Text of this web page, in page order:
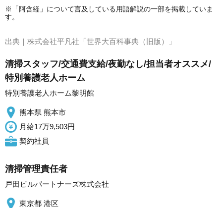
※「阿含経」について言及している用語解説の一部を掲載していま
す。
出典｜ 株式会社平凡社「世界大百科事典（旧版）」
清掃スタッフ/交通費支給/夜勤なし/担当者オススメ/
特別養護老人ホーム
特別養護老人ホーム黎明館
熊本県 熊本市
月給17万9,503円
契約社員
清掃管理責任者
戸田ビルパートナーズ株式会社
東京都 港区